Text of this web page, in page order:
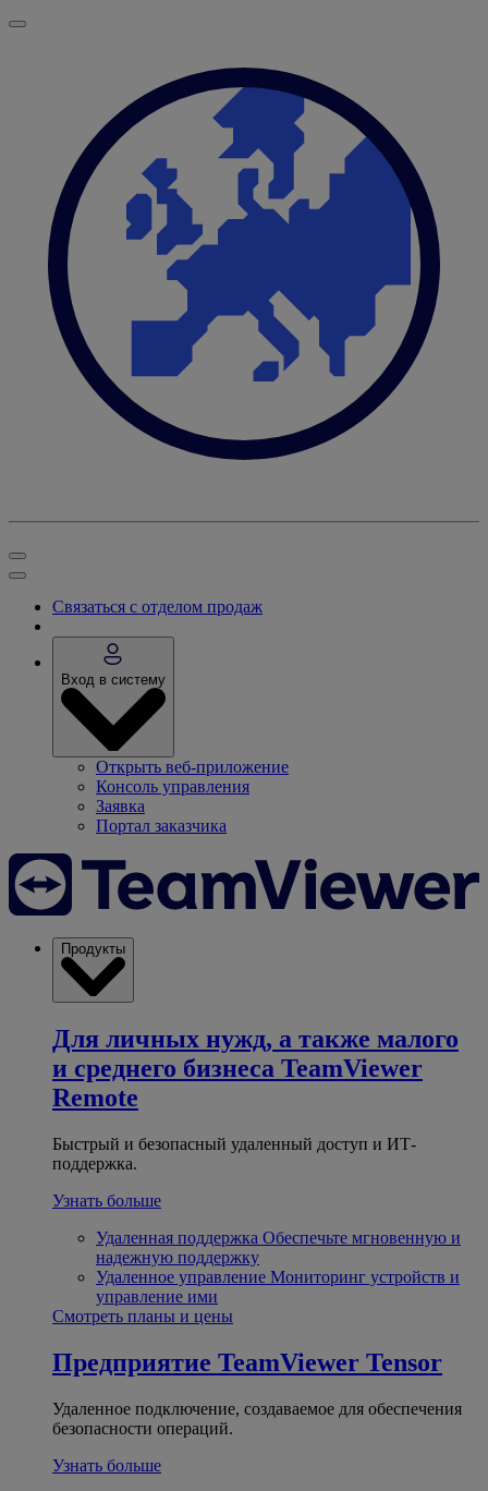
Связаться с отделом продаж
Вход в систему
Открыть веб-приложение
Консоль управления
Заявка
Портал заказчика
Продукты
Для личных нужд, а также малого
и среднего бизнеса TeamViewer
Remote
Быстрый и безопасный удаленный доступ и ИТ-
поддержка.
Узнать больше
Удаленная поддержка Обеспечьте мгновенную и
надежную поддержку
Удаленное управление Мониторинг устройств и
управление ими
Смотреть планы и цены
Предприятие TeamViewer Tensor
Удаленное подключение, создаваемое для обеспечения
безопасности операций.
Узнать больше